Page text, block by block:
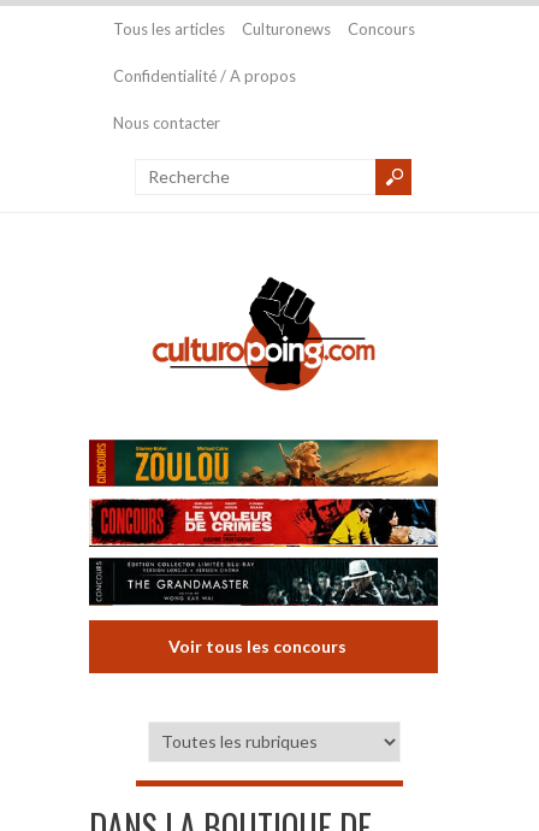
Tous les articles Culturonews Concours
Confidentialité / A propos
Nous contacter
Voir tous les concours